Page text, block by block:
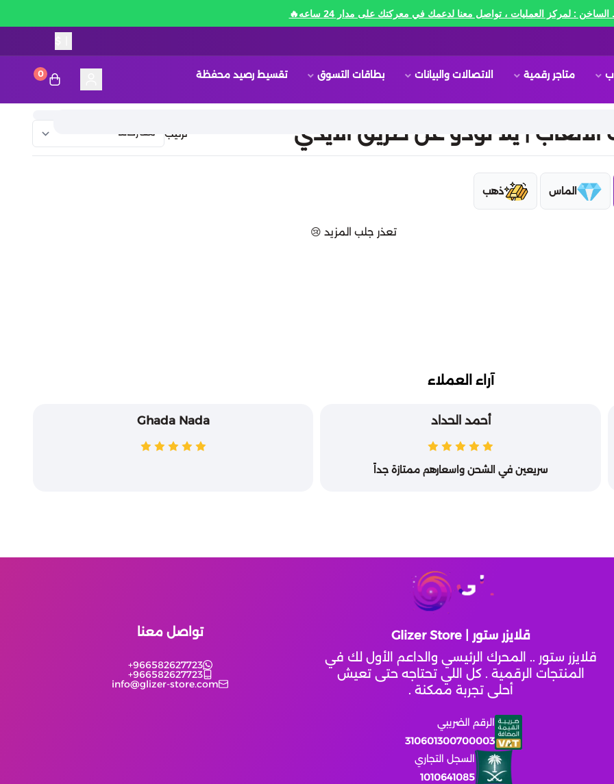
: لمركز العمليات ، تواصل معنا لدعمك في معركتك على مدار 24 ساعه🔥
متاجر رقمية الاتصالات والبيانات بطاقات التسوق تقسيط رصيد محفظة 0
| يلا لودو عن طريق الايدي ترتيب
الماس ذهب
تعذر جلب المزيد 😢
آراء العملاء
سريعين في الشحن واسعارهم ممتازة جداً
أحمد الحداد Ghada Nada
قلايزر ستور | Glizer Store
قلايزر ستور .. المحرك الرئيسي والداعم الأول لك في
المنتجات الرقمية . كل اللي تحتاجه حتى تعيش
أحلى تجربة ممكنة .
الرقم الضريبي
310601300700003
السجل التجاري
1010641085
تواصل معنا
+966582627723
+966582627723
info@glizer-store.com